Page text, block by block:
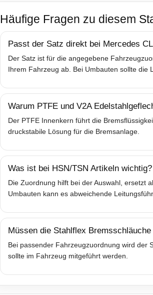
Häufige Fragen zu diesem
Passt der Satz direkt bei Mercedes
Der Satz ist für die angegebene
Ihrem Fahrzeug ab. Bei Umbauten sollte die
Warum PTFE und V2A
Der PTFE Innenkern führt die
druckstabile Lösung für die Bremsanlage.
Was ist bei HSN/TSN Artikeln wichtig?
Die Zuordnung hilft bei der Auswahl, ersetzt
Umbauten kann es abweichende
Müssen die Stahlflex
Bei passender Fahrzeugzuordnung wird der
sollte im Fahrzeug mitgeführt werden.